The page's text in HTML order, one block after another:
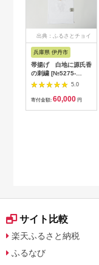
出典：ふるさとチョイ
ス
兵庫県 伊丹市
帯揚げ 白地に源氏香
の刺繍 [№5275-
0186]
5.0
寄付金額: 60,000 円
サイト比較
楽天ふるさと納税
ふるなび